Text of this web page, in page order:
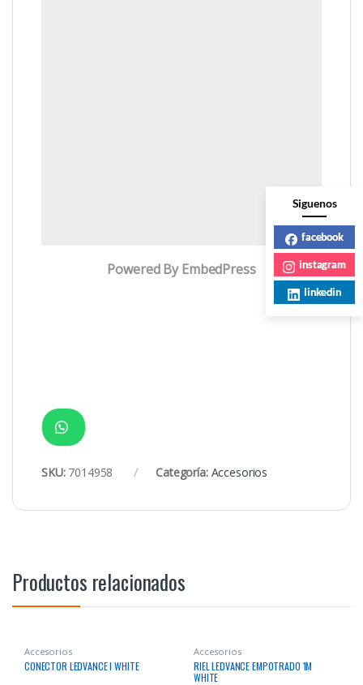
Powered By EmbedPress
SKU: 7014958 Categoría: Accesorios
Productos relacionados
Accesorios
CONECTOR LEDVANCE I WHITE
Accesorios
RIEL LEDVANCE EMPOTRADO 1M
WHITE
Siguenos
facebook
instagram
linkedin